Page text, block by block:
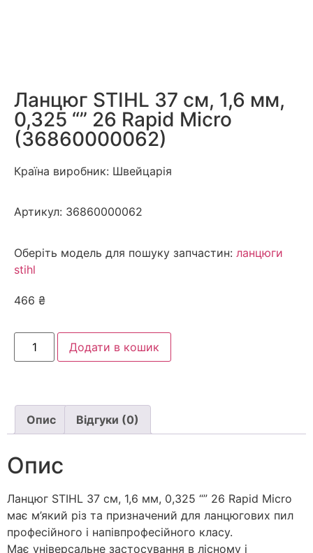
Ланцюг STIHL 37 см, 1,6 мм,
0,325 “” 26 Rapid Micro
(36860000062)
Країна виробник: Швейцарія
Артикул: 36860000062
Оберіть модель для пошуку запчастин: ланцюги
stihl
466 ₴
Додати в кошик
Опис Відгуки (0)
Опис
Ланцюг STIHL 37 см, 1,6 мм, 0,325 “” 26 Rapid Micro
має м’який різ та призначений для ланцюгових пил
професійного і напівпрофесійного класу.
Має універсальне застосування в лісному і